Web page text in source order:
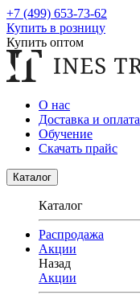
+7 (499) 653-73-62
Купить в розницу
Купить оптом
О нас
Доставка и оплата
Обучение
Скачать прайс
Каталог
Каталог
Распродажа
Акции
Назад
Акции